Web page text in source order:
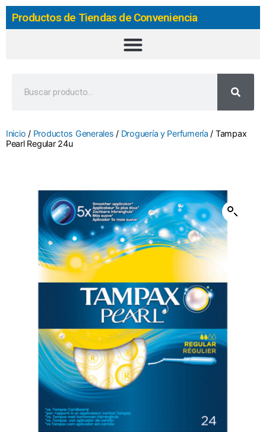
Productos de Tiendas de Conveniencia
Inicio / Productos Generales / Droguería y Perfumería / Tampax
Pearl Regular 24u